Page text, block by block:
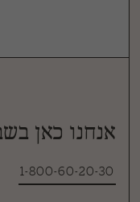
אנחנו כאן
1-800-60-20-30